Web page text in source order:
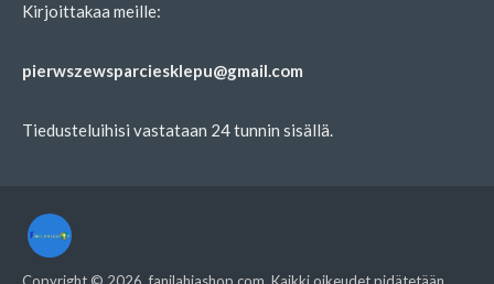
Kirjoittakaa meille:
pierwszewsparciesklepu@gmail.com
Tiedusteluihisi vastataan 24 tunnin sisällä.